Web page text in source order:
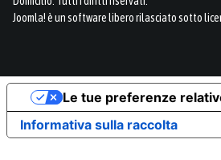
Joomla!è un software libero rilasciato sotto
Informativa sulla raccolta
Le tue preferenze